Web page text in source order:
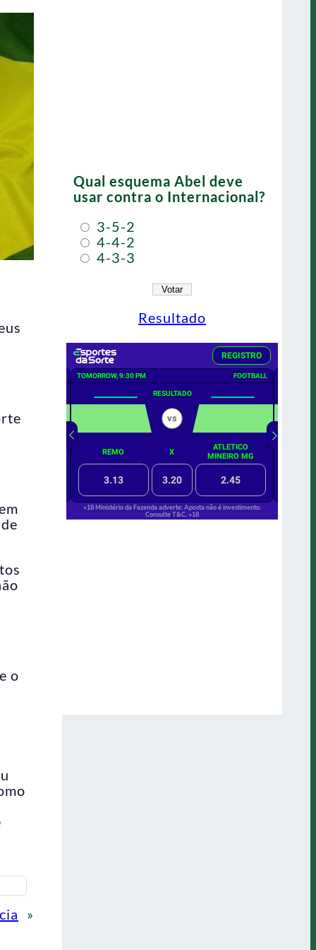
o
»
Qual esquema Abel deve
usar contra o Internacional?
3-5-2
4-4-2
4-3-3
Resultado